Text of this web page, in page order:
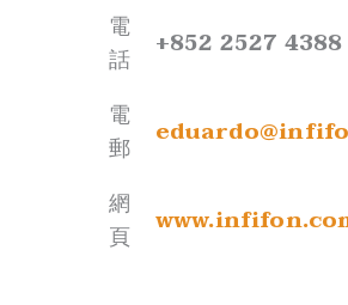
a
in
t
e
C
l
e
P
r
o
d
u
c
h
e
b
iE
n
t
電
話
+852 2527 4388
電
郵
網
頁